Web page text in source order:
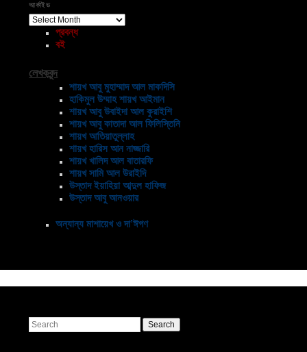
আর্কাইভ
আর্কাইভ
প্রবন্ধ
বই
লেখকবৃন্দ
শায়খ আবু মুহাম্মাদ আল মাকদিসি
হাকিমুল উম্মাহ শায়খ আইমান
শায়খ আবু উবাইদা আল কুরাইশি
শায়খ আবু কাতাদা আল ফিলিস্তিনি
শায়খ আতিয়াতুল্লাহ
শায়খ হারিস আন নাজ্জারি
শায়খ খালিদ আল বাতারফি
শায়খ সামি আল উরাইদি
উস্তাদ ইয়াহিয়া আব্দুল হাফিজ
উস্তাদ আবু আনওয়ার
অন্যান্য মাশায়েখ ও দা’ঈগণ
Search